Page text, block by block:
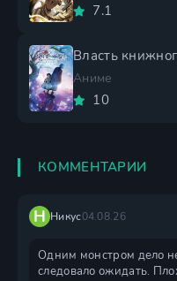
7.1
Власть
Аниме
10
КОММЕНТАРИИ
Н Никус04.08.26
Одним монстром дело
следовало ожидать.